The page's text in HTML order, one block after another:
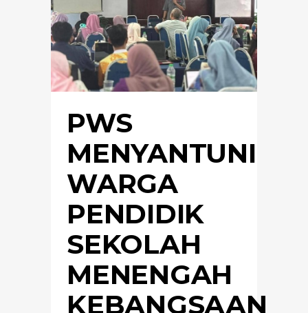
PWS
MENYANTUNI
WARGA
PENDIDIK
SEKOLAH
MENENGAH
KEBANGSAAN